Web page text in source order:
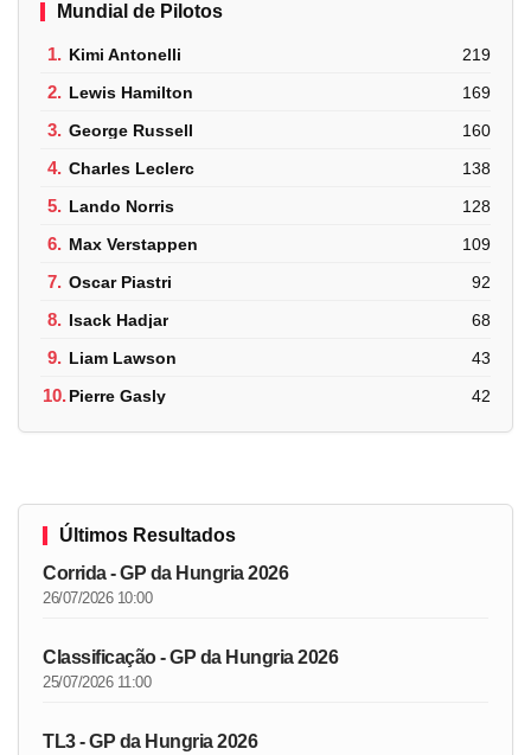
Mundial de Pilotos
1. Kimi Antonelli 219
2. Lewis Hamilton 169
3. George Russell 160
4. Charles Leclerc 138
5. Lando Norris 128
6. Max Verstappen 109
7. Oscar Piastri 92
8. Isack Hadjar 68
9. Liam Lawson 43
10.Pierre Gasly 42
Últimos Resultados
Corrida - GP da Hungria 2026
26/07/2026 10:00
Classificação - GP da Hungria 2026
25/07/2026 11:00
TL3 - GP da Hungria 2026